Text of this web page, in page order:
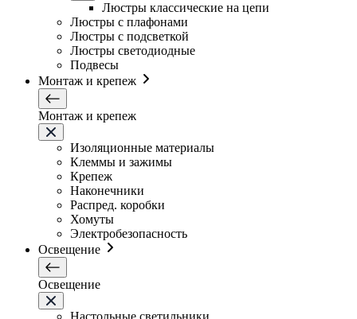
Люстры классические на цепи
Люстры с плафонами
Люстры с подсветкой
Люстры светодиодные
Подвесы
Монтаж и крепеж
Монтаж и крепеж
Изоляционные материалы
Клеммы и зажимы
Крепеж
Наконечники
Распред. коробки
Хомуты
Электробезопасность
Освещение
Освещение
Настольные светильники